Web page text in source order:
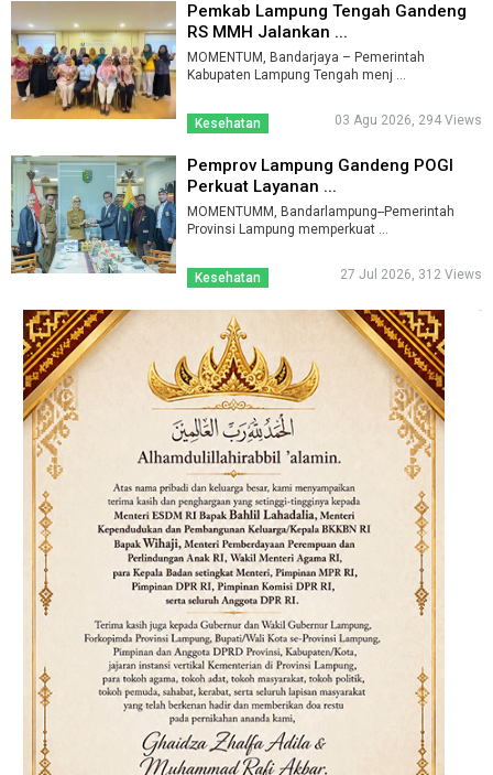
Pemkab Lampung Tengah Gandeng
RS MMH Jalankan ...
MOMENTUM, Bandarjaya – Pemerintah
Kabupaten Lampung Tengah menj ...
Kesehatan 03 Agu 2026, 294 Views
Pemprov Lampung Gandeng POGI
Perkuat Layanan ...
MOMENTUMM, Bandarlampung--Pemerintah
Provinsi Lampung memperkuat ...
Kesehatan 27 Jul 2026, 312 Views